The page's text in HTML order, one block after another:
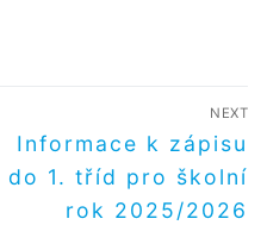
NEXT
Další
příspěvek
Informace k zápisu
do 1. tříd pro školní
rok 2025/2026